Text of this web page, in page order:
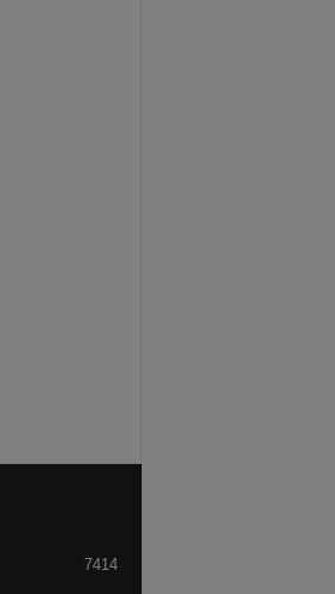
7414